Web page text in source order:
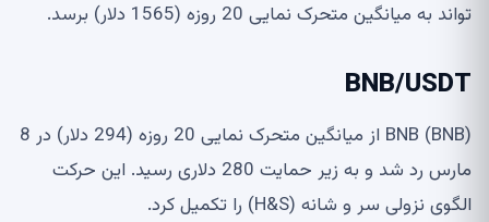
تواند به میانگین متحرک نمایی 20 روزه (1565 دلار) برسد.
BNB/USDT
BNB (BNB) از میانگین متحرک نمایی 20 روزه (294 دلار) در 8
مارس رد شد و به زیر حمایت 280 دلاری رسید. این حرکت
الگوی نزولی سر و شانه (H&S) را تکمیل کرد.